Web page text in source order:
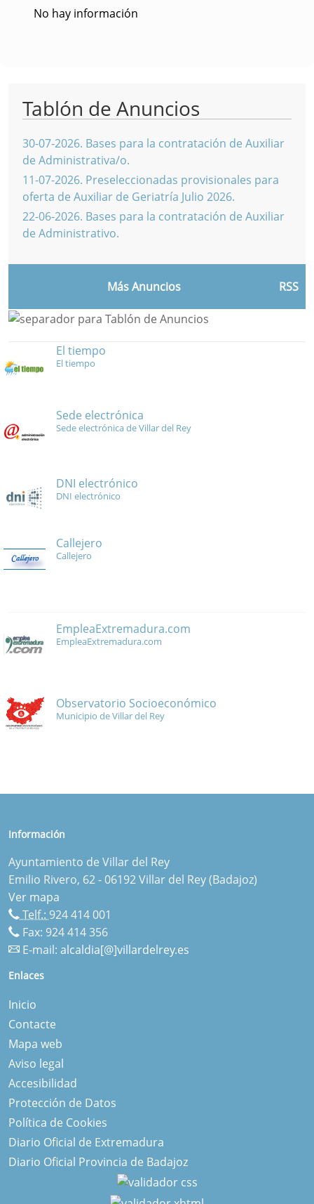
No hay información
Tablón de Anuncios
30-07-2026. Bases para la contratación de Auxiliar
de Administrativa/o.
11-07-2026. Preseleccionadas provisionales para
oferta de Auxiliar de Geriatría Julio 2026.
22-06-2026. Bases para la contratación de Auxiliar
de Administrativo.
Más Anuncios RSS
El tiempo
El tiempo
Sede electrónica
Sede electrónica de Villar del Rey
DNI electrónico
DNI electrónico
Callejero
Callejero
EmpleaExtremadura.com
EmpleaExtremadura.com
Observatorio Socioeconómico
Municipio de Villar del Rey
Información
Ayuntamiento de Villar del Rey
Emilio Rivero, 62 - 06192 Villar del Rey (Badajoz)
Ver mapa
Telf.: 924 414 001
Fax: 924 414 356
E-mail: alcaldia[@]villardelrey.es
Enlaces
Inicio
Contacte
Mapa web
Aviso legal
Accesibilidad
Protección de Datos
Política de Cookies
Diario Oficial de Extremadura
Diario Oficial Provincia de Badajoz